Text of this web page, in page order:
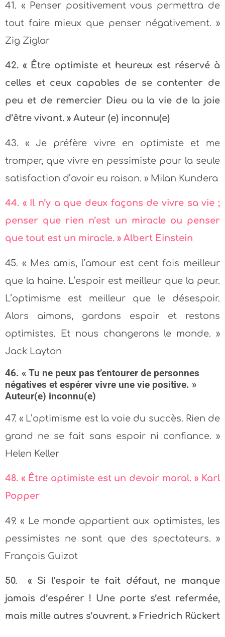
41. « Penser positivement vous permettra de
tout faire mieux que penser négativement. »
Zig Ziglar
42. « Être optimiste et heureux est réservé à
celles et ceux capables de se contenter de
peu et de remercier Dieu ou la vie de la joie
d’être vivant. » Auteur (e) inconnu(e)
43. « Je préfère vivre en optimiste et me
tromper, que vivre en pessimiste pour la seule
satisfaction d’avoir eu raison. » Milan Kundera
44. « Il n’y a que deux façons de vivre sa vie ;
penser que rien n’est un miracle ou penser
que tout est un miracle. » Albert Einstein
45. « Mes amis, l’amour est cent fois meilleur
que la haine. L’espoir est meilleur que la peur.
L’optimisme est meilleur que le désespoir.
Alors aimons, gardons espoir et restons
optimistes. Et nous changerons le monde. »
Jack Layton
46. « Tu ne peux pas t’entourer de personnes
négatives et espérer vivre une vie positive. »
Auteur(e) inconnu(e)
47. « L’optimisme est la voie du succès. Rien de
grand ne se fait sans espoir ni confiance. »
Helen Keller
48. « Être optimiste est un devoir moral. » Karl
Popper
49. « Le monde appartient aux optimistes, les
pessimistes ne sont que des spectateurs. »
François Guizot
50. « Si l’espoir te fait défaut, ne manque
jamais d’espérer ! Une porte s’est refermée,
mais mille autres s’ouvrent. » Friedrich Rückert